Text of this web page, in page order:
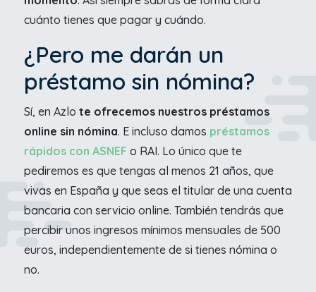
cuánto tienes que pagar y cuándo.
¿Pero me darán un
préstamo sin nómina?
Sí, en Azlo te ofrecemos nuestros préstamos
online sin nómina. E incluso damos préstamos
rápidos con ASNEF o RAI. Lo único que te
pediremos es que tengas al menos 21 años, que
vivas en España y que seas el titular de una cuenta
bancaria con servicio online. También tendrás que
percibir unos ingresos mínimos mensuales de 500
euros, independientemente de si tienes nómina o
no.